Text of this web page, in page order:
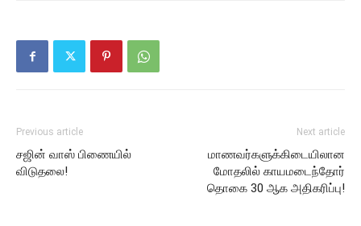
Previous article
சஜின் வாஸ் பிணையில்
விடுதலை!
Next article
மாணவர்களுக்கிடையிலான
மோதலில் காயமடைந்தோர்
தொகை 30 ஆக அதிகரிப்பு!